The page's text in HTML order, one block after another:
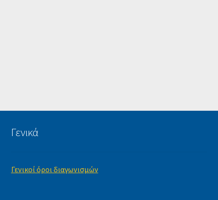
Γενικά
Γενικοί όροι διαγωνισμών